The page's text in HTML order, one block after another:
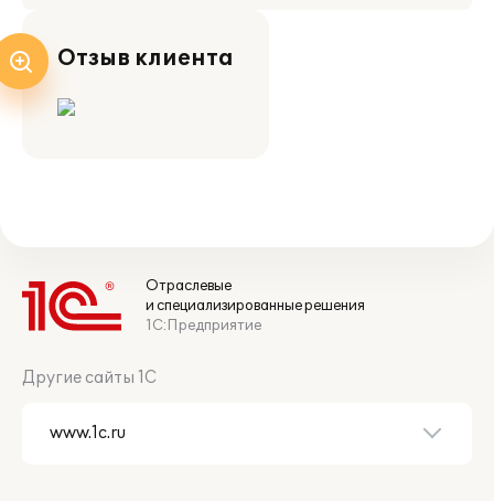
Отзыв клиента
Отраслевые
и специализированные решения
1С:Предприятие
Другие сайты 1С